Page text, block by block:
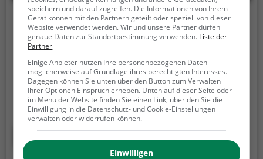
Bootsverleih Zülpich
Uferpromenade, 53909 Zülpich
Bootsverleih Zülpich ist ein Bootsverleih in Zülpich
auf dem Bach Vlattener Bach. Ob Familienausflug,
romantisches Date oder einfach mit Freunden -
Bootsverleih Zülpich ist die perfekte Adresse in
Zülpich. Hier kommen sowohl Naturfreunde als auch
Sportbegeisterte und echte Wasserratten auf ihre
Kosten.
Mehr erfahren
speichern und darauf zugreifen. Die Informationen von Ihrem
Gerät können mit den Partnern geteilt oder speziell von dieser
Website verwendet werden. Wir und unsere Partner dürfen
genaue Daten zur Standortbestimmung verwenden. Liste der
Partner
Einige Anbieter nutzen Ihre personenbezogenen Daten
möglicherweise auf Grundlage ihres berechtigten Interesses.
Dagegen können Sie unten über den Button zum Verwalten
Ihrer Optionen Einspruch erheben. Unten auf dieser Seite oder
im Menü der Website finden Sie einen Link, über den Sie die
Einwilligung in die Datenschutz- und Cookie-Einstellungen
verwalten oder widerrufen können.
Einwilligen